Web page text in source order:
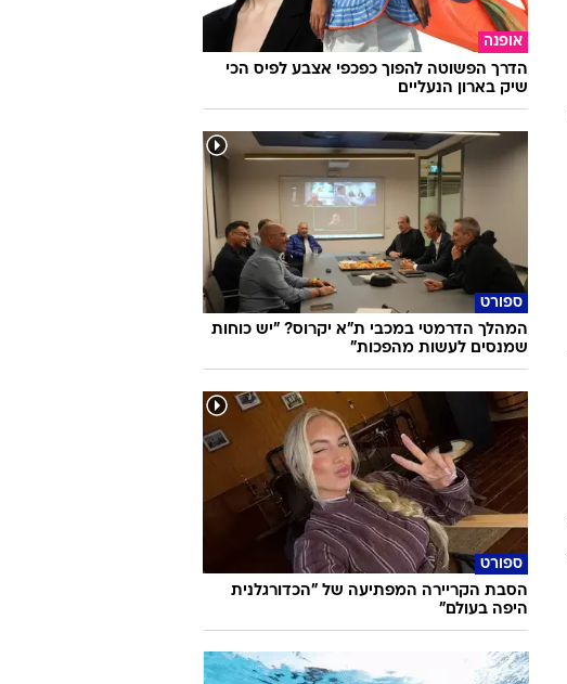
אופנה
הדרך הפשוטה להפוך כפכפי אצבע לפיס הכי
שיק בארון הנעליים
ספורט
המהלך הדרמטי במכבי ת"א יקרוס? "יש כוחות
שמנסים לעשות מהפכות"
ספורט
הסבת הקריירה המפתיעה של "הכדורגלנית
היפה בעולם"